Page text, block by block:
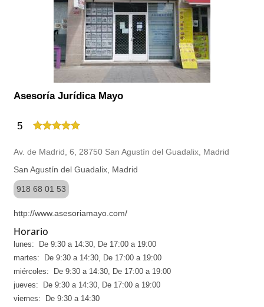
Asesoría Jurídica Mayo
5
Av. de Madrid, 6, 28750 San Agustín del Guadalix, Madrid
San Agustín del Guadalix, Madrid
918 68 01 53
http://www.asesoriamayo.com/
Horario
lunes: De 9:30 a 14:30, De 17:00 a 19:00
martes: De 9:30 a 14:30, De 17:00 a 19:00
miércoles: De 9:30 a 14:30, De 17:00 a 19:00
jueves: De 9:30 a 14:30, De 17:00 a 19:00
viernes: De 9:30 a 14:30